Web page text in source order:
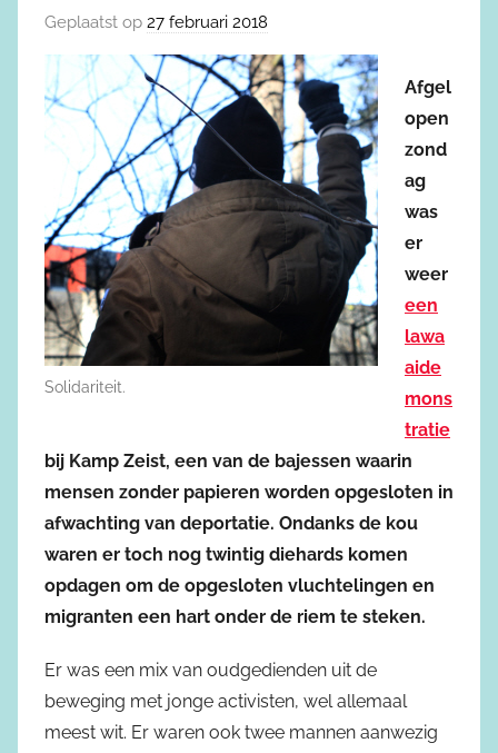
Geplaatst op 27 februari 2018
Solidariteit.
Afgel
open
zond
ag
was
er
weer
een
lawa
aide
mons
tratie
bij Kamp Zeist, een van de bajessen waarin
mensen zonder papieren worden opgesloten in
afwachting van deportatie. Ondanks de kou
waren er toch nog twintig diehards komen
opdagen om de opgesloten vluchtelingen en
migranten een hart onder de riem te steken.
Er was een mix van oudgedienden uit de
beweging met jonge activisten, wel allemaal
meest wit. Er waren ook twee mannen aanwezig